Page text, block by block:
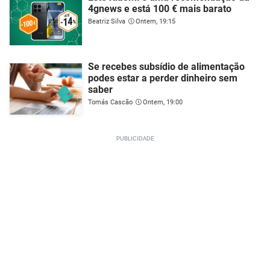
4gnews e está 100 € mais barato
Beatriz Silva Ontem, 19:15
Se recebes subsídio de alimentação
podes estar a perder dinheiro sem
saber
Tomás Cascão Ontem, 19:00